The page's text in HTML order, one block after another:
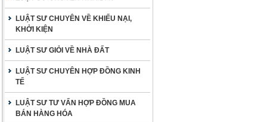
LUẬT SƯ CHUYÊN VỀ KHIẾU NẠI,
KHỞI KIỆN
LUẬT SƯ GIỎI VỀ NHÀ ĐẤT
LUẬT SƯ CHUYÊN HỢP ĐỒNG KINH
TẾ
LUẬT SƯ TƯ VẤN HỢP ĐỒNG MUA
BÁN HÀNG HÓA